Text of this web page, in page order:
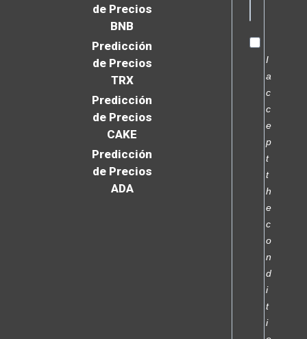
de Precios
BNB
Predicción
de Precios
TRX
Predicción
de Precios
CAKE
Predicción
de Precios
ADA
I
a
c
c
e
p
t
t
h
e
c
o
n
d
i
t
i